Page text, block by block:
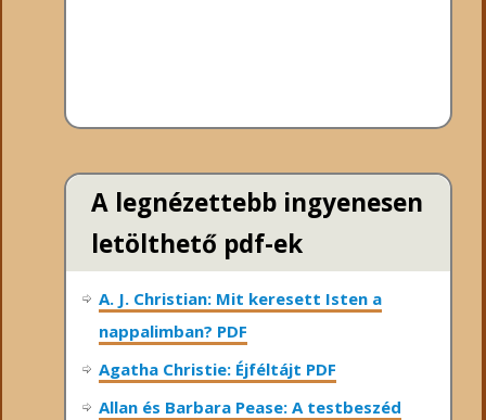
A legnézettebb ingyenesen
letölthető pdf-ek
A. J. Christian: Mit keresett Isten a
nappalimban? PDF
Agatha Christie: Éjféltájt PDF
Allan és Barbara Pease: A testbeszéd